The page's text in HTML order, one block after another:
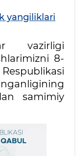
yangiliklari
vazirligi
8-
samimiy